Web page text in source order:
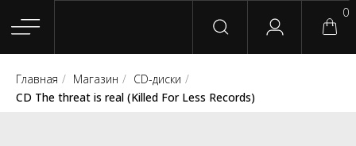
Главная Магазин Группы
Главная / Магазин / CD-диски /
CD The threat is real (Killed For Less Records)